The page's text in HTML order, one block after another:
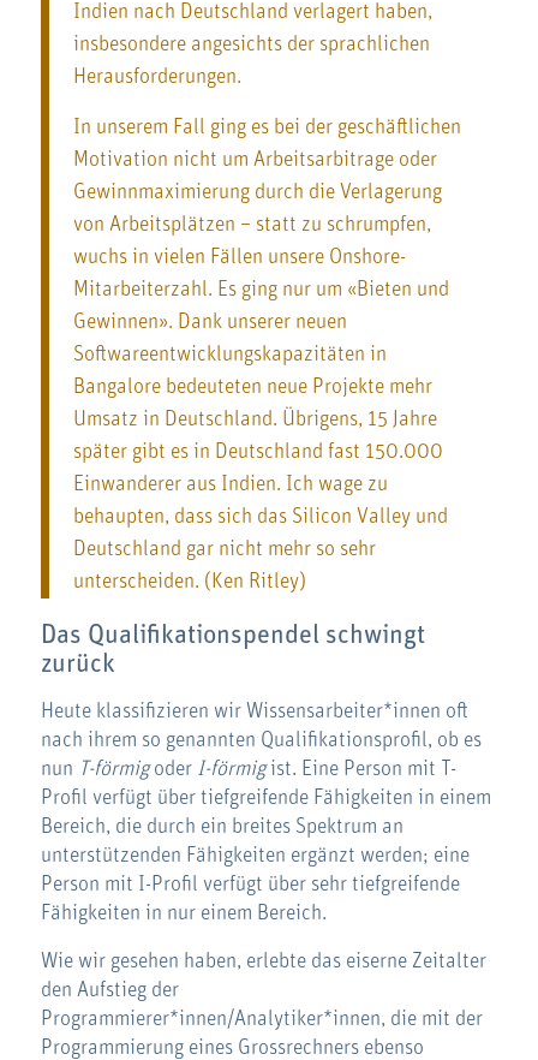
Indien nach Deutschland verlagert haben,
insbesondere angesichts der sprachlichen
Herausforderungen.
In unserem Fall ging es bei der geschäftlichen
Motivation nicht um Arbeitsarbitrage oder
Gewinnmaximierung durch die Verlagerung
von Arbeitsplätzen – statt zu schrumpfen,
wuchs in vielen Fällen unsere Onshore-
Mitarbeiterzahl. Es ging nur um «Bieten und
Gewinnen». Dank unserer neuen
Softwareentwicklungskapazitäten in
Bangalore bedeuteten neue Projekte mehr
Umsatz in Deutschland. Übrigens, 15 Jahre
später gibt es in Deutschland fast 150.000
Einwanderer aus Indien. Ich wage zu
behaupten, dass sich das Silicon Valley und
Deutschland gar nicht mehr so sehr
unterscheiden. (Ken Ritley)
Das Qualifikationspendel schwingt
zurück
Heute klassifizieren wir Wissensarbeiter*innen oft
nach ihrem so genannten Qualifikationsprofil, ob es
nun T-förmigoder I-förmigist. Eine Person mit T-
Profil verfügt über tiefgreifende Fähigkeiten in einem
Bereich, die durch ein breites Spektrum an
unterstützenden Fähigkeiten ergänzt werden; eine
Person mit I-Profil verfügt über sehr tiefgreifende
Fähigkeiten in nur einem Bereich.
Wie wir gesehen haben, erlebte das eiserne Zeitalter
den Aufstieg der
Programmierer*innen/Analytiker*innen, die mit der
Programmierung eines Grossrechners ebenso